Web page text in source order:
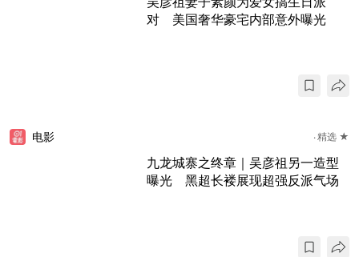
对 美国奢华豪宅内部意外曝光
电影 精选 ★
九龙城寨之终章｜吴彦祖另一造型
曝光 黑超长褛展现超强反派气场